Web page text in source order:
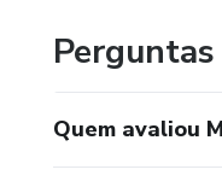
Quem avaliou